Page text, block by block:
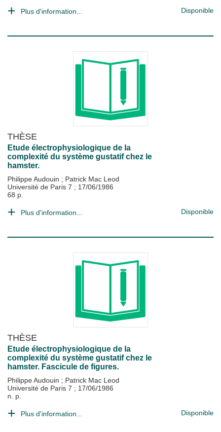
Plus d'information... Disponible
THÈSE
Etude électrophysiologique de la
complexité du système gustatif chez le
hamster.
Philippe Audouin ; Patrick Mac Leod
Université de Paris 7 ; 17/06/1986
68 p.
Plus d'information... Disponible
THÈSE
Etude électrophysiologique de la
complexité du système gustatif chez le
hamster. Fascicule de figures.
Philippe Audouin ; Patrick Mac Leod
Université de Paris 7 ; 17/06/1986
n. p.
Plus d'information... Disponible